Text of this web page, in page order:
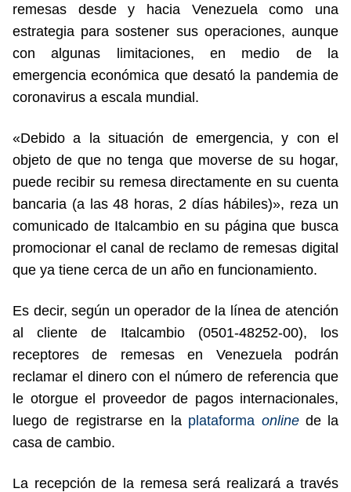
remesas desde y hacia Venezuela como una
estrategia para sostener sus operaciones, aunque
con algunas limitaciones, en medio de la
emergencia económica que desató la pandemia de
coronavirus a escala mundial.
«Debido a la situación de emergencia, y con el
objeto de que no tenga que moverse de su hogar,
puede recibir su remesa directamente en su cuenta
bancaria (a las 48 horas, 2 días hábiles)», reza un
comunicado de Italcambio en su página que busca
promocionar el canal de reclamo de remesas digital
que ya tiene cerca de un año en funcionamiento.
Es decir, según un operador de la línea de atención
al cliente de Italcambio (0501-48252-00), los
receptores de remesas en Venezuela podrán
reclamar el dinero con el número de referencia que
le otorgue el proveedor de pagos internacionales,
luego de registrarse en la plataforma onlinede la
casa de cambio.
La recepción de la remesa será realizará a través